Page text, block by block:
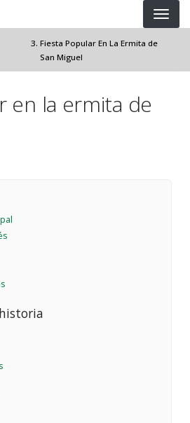
principal
Fiesta Popular En La Ermita de
San Miguel
en la ermita de